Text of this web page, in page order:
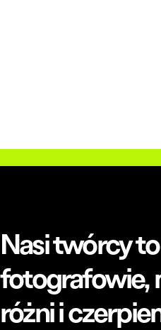
Nasi twórcy
fotografowie,
różni i